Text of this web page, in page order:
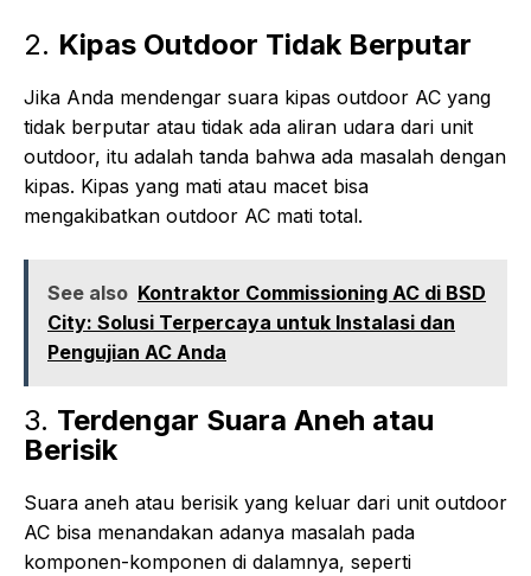
2. Kipas Outdoor Tidak Berputar
Jika Anda mendengar suara kipas outdoor AC yang
tidak berputar atau tidak ada aliran udara dari unit
outdoor, itu adalah tanda bahwa ada masalah dengan
kipas. Kipas yang mati atau macet bisa
mengakibatkan outdoor AC mati total.
See also Kontraktor Commissioning AC di BSD
City: Solusi Terpercaya untuk Instalasi dan
Pengujian AC Anda
3. Terdengar Suara Aneh atau
Berisik
Suara aneh atau berisik yang keluar dari unit outdoor
AC bisa menandakan adanya masalah pada
komponen-komponen di dalamnya, seperti